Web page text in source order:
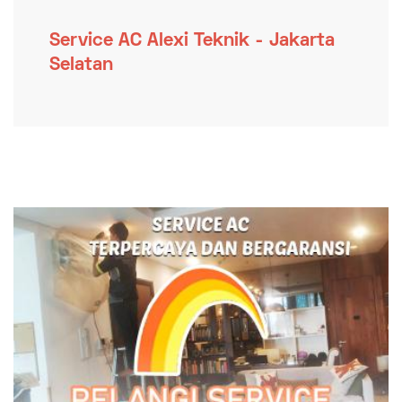
Service AC Alexi Teknik - Jakarta
Selatan